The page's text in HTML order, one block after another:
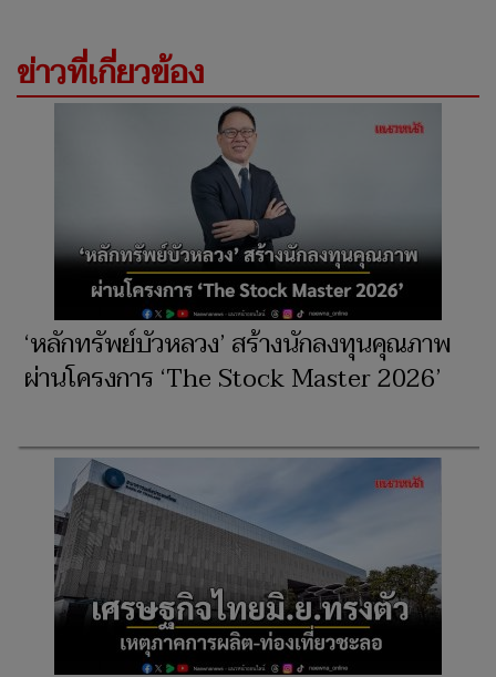
ข่าวที่เกี่ยวข้อง
‘หลักทรัพย์บัวหลวง’ สร้างนักลงทุนคุณภาพ
ผ่านโครงการ ‘The Stock Master 2026’